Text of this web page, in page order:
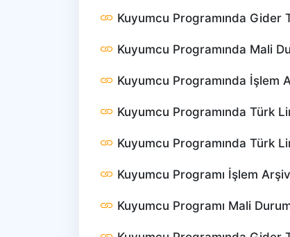
Kuyumcu Programında Gider
Kuyumcu Programında Mali
Kuyumcu Programında İşlem
Kuyumcu Programında Türk
Kuyumcu Programında Türk
Kuyumcu Programı İşlem
Kuyumcu Programı Mali